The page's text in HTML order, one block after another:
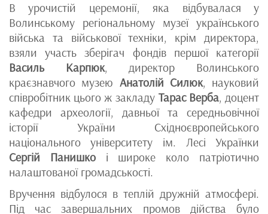
В урочистій церемонії, яка відбувалася у
Волинському регіональному музеї українського
війська та військової техніки, крім директора,
взяли участь зберігач фондів першої категорії
Василь Карпюк, директор Волинського
краєзнавчого музею Анатолій Силюк, науковий
співробітник цього ж закладу Тарас Верба, доцент
кафедри археології, давньої та середньовічної
історії України Східноєвропейського
національного університету ім. Лесі Українки
Сергій Панишкоі широке коло патріотично
налаштованої громадськості.
Вручення відбулося в теплій дружній атмосфері.
Під час завершальних промов дійства було